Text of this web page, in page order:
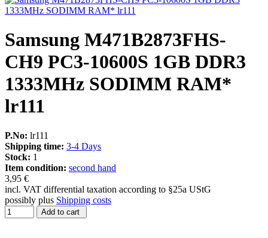
Samsung M471B2873FHS-
CH9 PC3-10600S 1GB DDR3
1333MHz SODIMM RAM*
lr111
P.No: lr111
Shipping time: 3-4 Days
Stock: 1
Item condition: second hand
3,95 €
incl. VAT differential taxation according to §25a UStG
possibly plus Shipping costs
Add to cart